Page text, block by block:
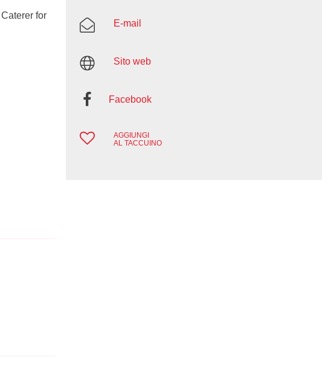
for
E-mail
Sito web
Facebook
AGGIUNGI
AL TACCUINO